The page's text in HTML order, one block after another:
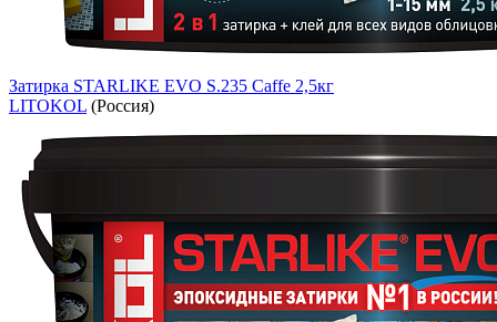
Затирка STARLIKE EVO S.235 Caffe 2,5кг
LITOKOL (Россия)